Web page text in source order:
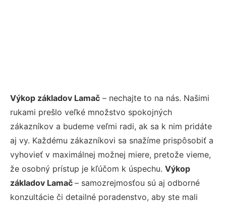
Výkop základov Lamač – nechajte to na nás. Našimi
rukami prešlo veľké množstvo spokojných
zákazníkov a budeme veľmi radi, ak sa k nim pridáte
aj vy. Každému zákazníkovi sa snažíme prispôsobiť a
vyhovieť v maximálnej možnej miere, pretože vieme,
že osobný prístup je kľúčom k úspechu. Výkop
základov Lamač – samozrejmosťou sú aj odborné
konzultácie či detailné poradenstvo, aby ste mali